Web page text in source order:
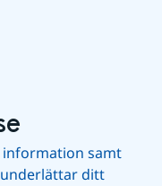
information samt
ditt